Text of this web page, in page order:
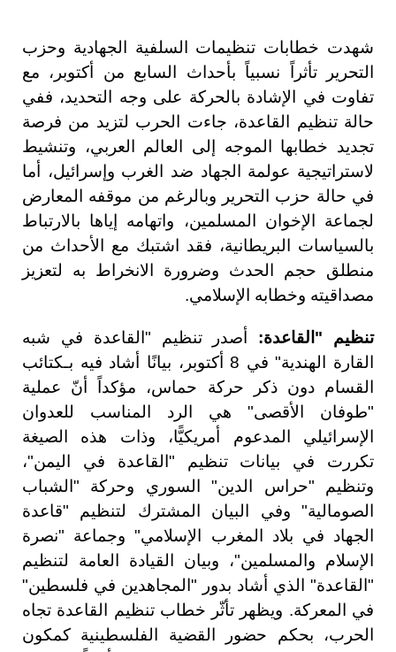
شهدت خطابات تنظيمات السلفية الجهادية وحزب
التحرير تأثراً نسبياً بأحداث السابع من أكتوبر، مع
تفاوت في الإشادة بالحركة على وجه التحديد، ففي
حالة تنظيم القاعدة، جاءت الحرب لتزيد من فرصة
تجديد خطابها الموجه إلى العالم العربي، وتنشيط
لاستراتيجية عولمة الجهاد ضد الغرب وإسرائيل، أما
في حالة حزب التحرير وبالرغم من موقفه المعارض
لجماعة الإخوان المسلمين، واتهامه إياها بالارتباط
بالسياسات البريطانية، فقد اشتبك مع الأحداث من
منطلق حجم الحدث وضرورة الانخراط به لتعزيز
مصداقيته وخطابه الإسلامي.
تنظيم "القاعدة: أصدر تنظيم "القاعدة في شبه
القارة الهندية" في 8 أكتوبر، بيانًا أشاد فيه بـكتائب
القسام دون ذكر حركة حماس، مؤكداً أنّ عملية
"طوفان الأقصى" هي الرد المناسب للعدوان
الإسرائيلي المدعوم أمريكيًّا، وذات هذه الصيغة
تكررت في بيانات تنظيم "القاعدة في اليمن"،
وتنظيم "حراس الدين" السوري وحركة "الشباب
الصومالية" وفي البيان المشترك لتنظيم "قاعدة
الجهاد في بلاد المغرب الإسلامي" وجماعة "نصرة
الإسلام والمسلمين"، وبيان القيادة العامة لتنظيم
"القاعدة" الذي أشاد بدور "المجاهدين في فلسطين"
في المعركة. ويظهر تأثّر خطاب تنظيم القاعدة تجاه
الحرب، بحكم حضور القضية الفلسطينية كمكون